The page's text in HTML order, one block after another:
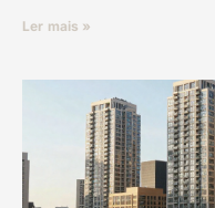
Ler mais »